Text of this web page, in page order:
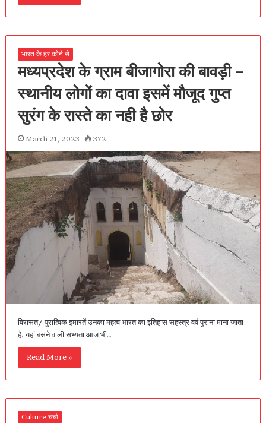
भारत के हर कोने से
मध्यप्रदेश के ग्राम बीजागोरा की बावड़ी –
स्थानीय लोगों का दावा इसमें मौजूद गुप्त
सुरंग के रास्ते का नही है छोर
March 21, 2023 372
विरासत/ पुरात्विक इमारतें उनका महत्व भारत का इतिहास सहस्त्र वर्ष पुराना माना जाता
है. यहां बसने वाली सभ्यता आज भी…
Read More »
Culture चर्चा